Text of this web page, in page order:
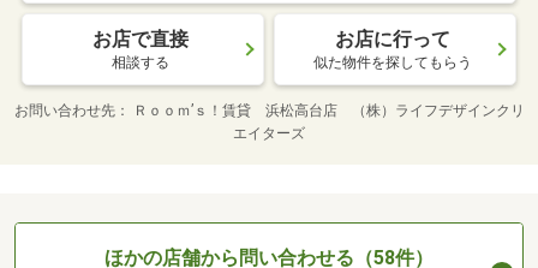
お店で直接
相談する
お店に行って
似た物件を探してもらう
お問い合わせ先
Ｒｏｏｍ’ｓ！賃貸 浜松高台店 （株）ライフデザインクリ
エイターズ
ほかの店舗から問い合わせる（58件）